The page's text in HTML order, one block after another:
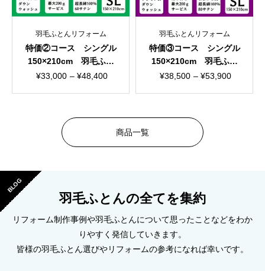
羽毛ふとんリフォーム
特価②コース シングル
150×210cm 羽毛ふと
んリフォーム おまかせ
¥33,000 – ¥48,400
価
¥33,000
¥48,400
羽毛ふとんリフォーム
特価③コース シングル
150×210cm 羽毛ふと
んリフォーム おまかせ
¥38,500 – ¥53,900
価
¥38,500
¥53,900
商品一覧
BLOG
羽毛ふとんの全てを集約
リフォーム制作事例や羽毛ふとんについて思ったことなどをわか
りやすく発信していきます。
皆様の羽毛ふとん選びやリフォームの参考になれば幸いです。